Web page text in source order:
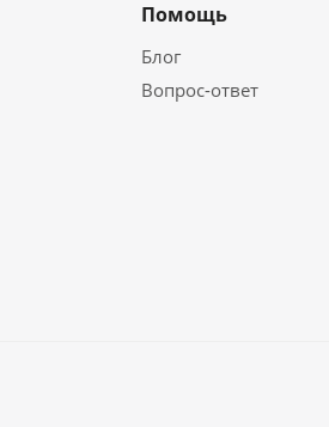
Помощь
Блог
Вопрос-ответ